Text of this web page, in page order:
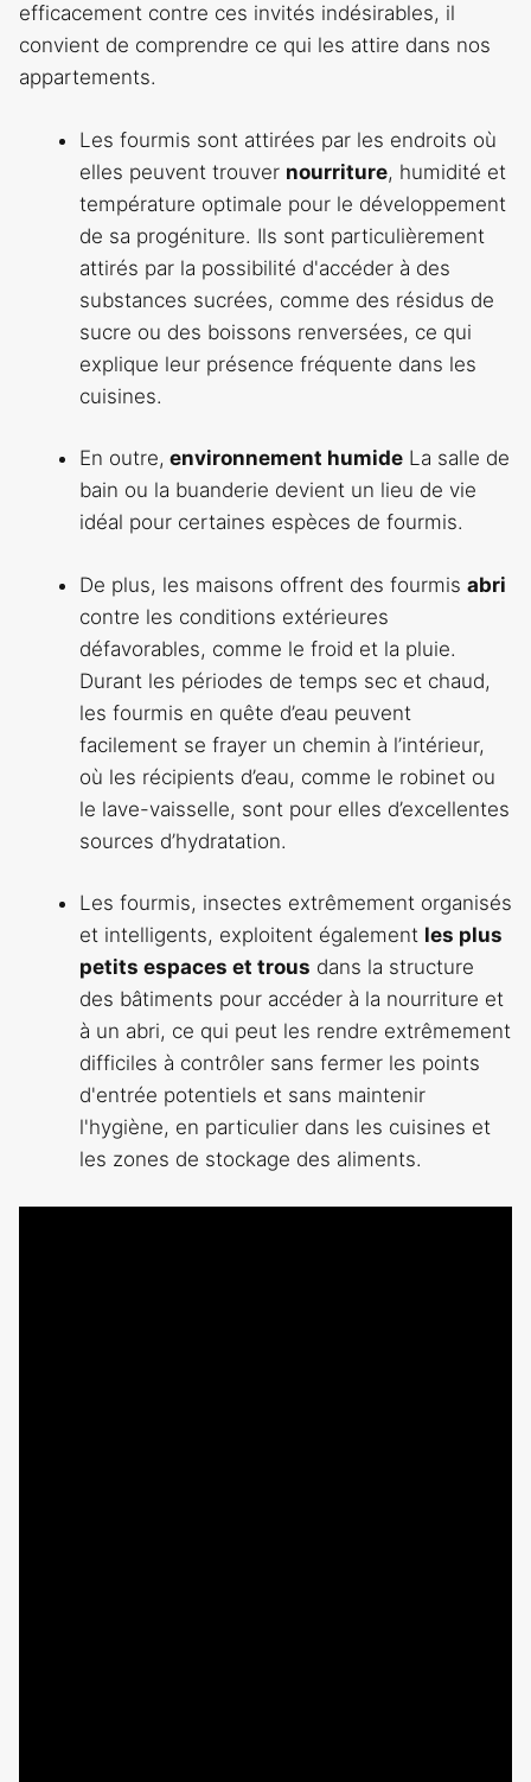
efficacement contre ces invités indésirables, il
convient de comprendre ce qui les attire dans nos
appartements.
Les fourmis sont attirées par les endroits où
elles peuvent trouver nourriture, humidité et
température optimale pour le développement
de sa progéniture. Ils sont particulièrement
attirés par la possibilité d'accéder à des
substances sucrées, comme des résidus de
sucre ou des boissons renversées, ce qui
explique leur présence fréquente dans les
cuisines.
En outre, environnement humide La salle de
bain ou la buanderie devient un lieu de vie
idéal pour certaines espèces de fourmis.
De plus, les maisons offrent des fourmis abri
contre les conditions extérieures
défavorables, comme le froid et la pluie.
Durant les périodes de temps sec et chaud,
les fourmis en quête d’eau peuvent
facilement se frayer un chemin à l’intérieur,
où les récipients d’eau, comme le robinet ou
le lave-vaisselle, sont pour elles d’excellentes
sources d’hydratation.
Les fourmis, insectes extrêmement organisés
et intelligents, exploitent également les plus
petits espaces et trous dans la structure
des bâtiments pour accéder à la nourriture et
à un abri, ce qui peut les rendre extrêmement
difficiles à contrôler sans fermer les points
d'entrée potentiels et sans maintenir
l'hygiène, en particulier dans les cuisines et
les zones de stockage des aliments.